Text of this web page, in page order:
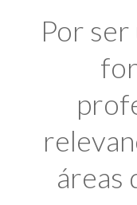
Por
áreas